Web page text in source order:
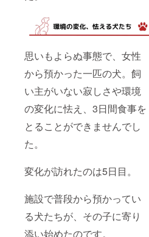
思いもよらぬ事態で、女性
から預かった一匹の犬。飼
い主がいない寂しさや環境
の変化に怯え、3日間食事を
とることができませんでし
た。
変化が訪れたのは5日目。
施設で普段から預かってい
る犬たちが、その子に寄り
添い始めたのです。